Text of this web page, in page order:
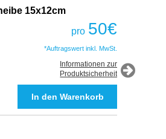
15x12cm
pro 50€
*Auftragswert inkl. MwSt.
Informationen zur
Produktsicherheit